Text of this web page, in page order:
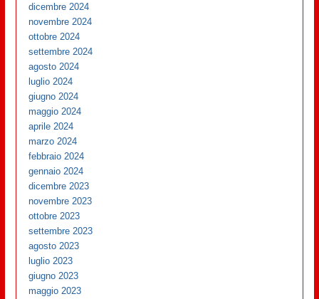
dicembre 2024
novembre 2024
ottobre 2024
settembre 2024
agosto 2024
luglio 2024
giugno 2024
maggio 2024
aprile 2024
marzo 2024
febbraio 2024
gennaio 2024
dicembre 2023
novembre 2023
ottobre 2023
settembre 2023
agosto 2023
luglio 2023
giugno 2023
maggio 2023